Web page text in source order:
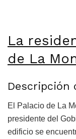
La
de La
Descripción
El Palacio de La
presidente del
edificio se